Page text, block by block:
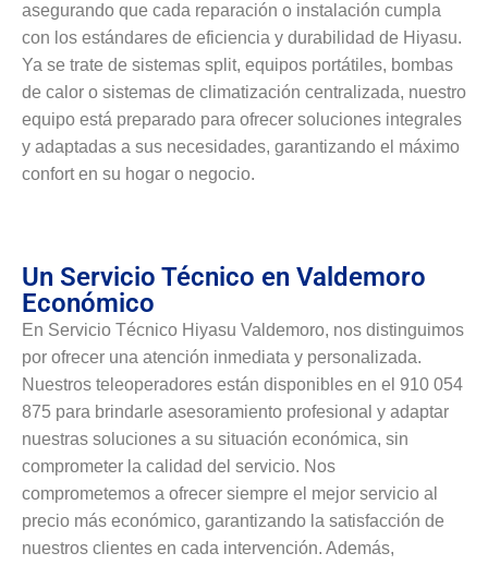
asegurando que cada reparación o instalación cumpla
con los estándares de eficiencia y durabilidad de Hiyasu.
Ya se trate de sistemas split, equipos portátiles, bombas
de calor o sistemas de climatización centralizada, nuestro
equipo está preparado para ofrecer soluciones integrales
y adaptadas a sus necesidades, garantizando el máximo
confort en su hogar o negocio.
Un Servicio Técnico en Valdemoro
Económico
En Servicio Técnico Hiyasu Valdemoro, nos distinguimos
por ofrecer una atención inmediata y personalizada.
Nuestros teleoperadores están disponibles en el 910 054
875 para brindarle asesoramiento profesional y adaptar
nuestras soluciones a su situación económica, sin
comprometer la calidad del servicio. Nos
comprometemos a ofrecer siempre el mejor servicio al
precio más económico, garantizando la satisfacción de
nuestros clientes en cada intervención. Además,